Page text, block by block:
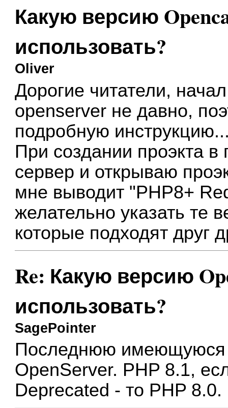
Какую версию
использовать?
Oliver
Дорогие читатели,
openserver не давно,
подробную
При создании проэкта
сервер и открываю
мне выводит "PHP8+
желательно указать те
которые подходят друг
Re: Какую версию
использовать?
SagePointer
Последнюю имеющуюся
OpenServer. PHP 8.1,
Deprecated - то PHP 8.0.